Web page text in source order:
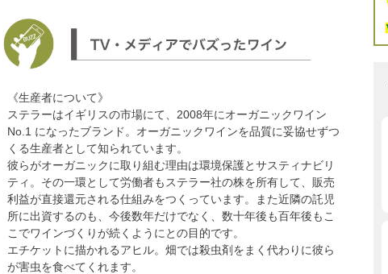
《生産者について》
ステラーはイギリスの市場にて、2008年にオーガニックワイン
No.1 になったブランド。オーガニックワインを品質に妥協せずつ
くる生産者として知られています。
彼らがオーガニックに取り組む理由は環境保護とサスティナビリ
ティ。その一環として労働者もステラー社の株を所有して、販売
利益が直接還元される仕組みをつくっています。また近隣の託児
所に出資するのも、今後数年だけでなく、数十年後も百年後もこ
こでワインづくりが続くようにとの目的です。
エチケットに描かれるアヒル。畑では殺虫剤をまく代わりに彼ら
が害虫を食べてくれます。